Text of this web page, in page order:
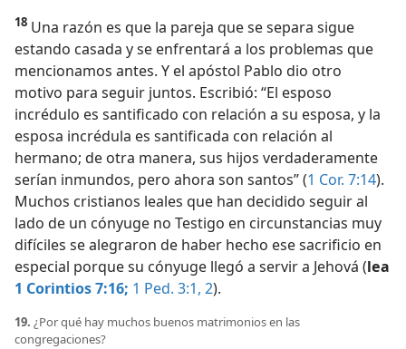
18 Una razón es que la pareja que se separa sigue
estando casada y se enfrentará a los problemas que
mencionamos antes. Y el apóstol Pablo dio otro
motivo para seguir juntos. Escribió: “El esposo
incrédulo es santificado con relación a su esposa, y la
esposa incrédula es santificada con relación al
hermano; de otra manera, sus hijos verdaderamente
serían inmundos, pero ahora son santos” (1 Cor. 7:14).
Muchos cristianos leales que han decidido seguir al
lado de un cónyuge no Testigo en circunstancias muy
difíciles se alegraron de haber hecho ese sacrificio en
especial porque su cónyuge llegó a servir a Jehová (lea
1 Corintios 7:16; 1 Ped. 3:1, 2).
19. ¿Por qué hay muchos buenos matrimonios en las
congregaciones?